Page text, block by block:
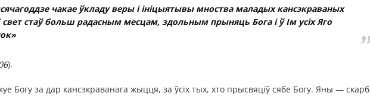
чакае ўкладу веры і ініцыятывы мноства маладых кансэкраваных
свет стаў больш радасным месцам, здольным прыняць Бога і ў Ім усіх Яго
).
Богу за дар кансэкраванага жыцця, за ўсіх тых, хто прысвяціў сябе Богу. Яны — скарб